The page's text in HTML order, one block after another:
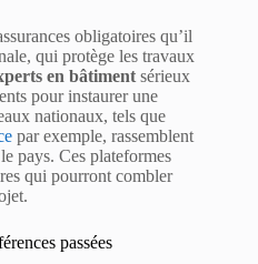
obligatoires qu’il
qui protège les travaux
en bâtiment sérieux
pour instaurer une
nationaux, tels que
par exemple, rassemblent
pays. Ces plateformes
qui pourront combler
passées